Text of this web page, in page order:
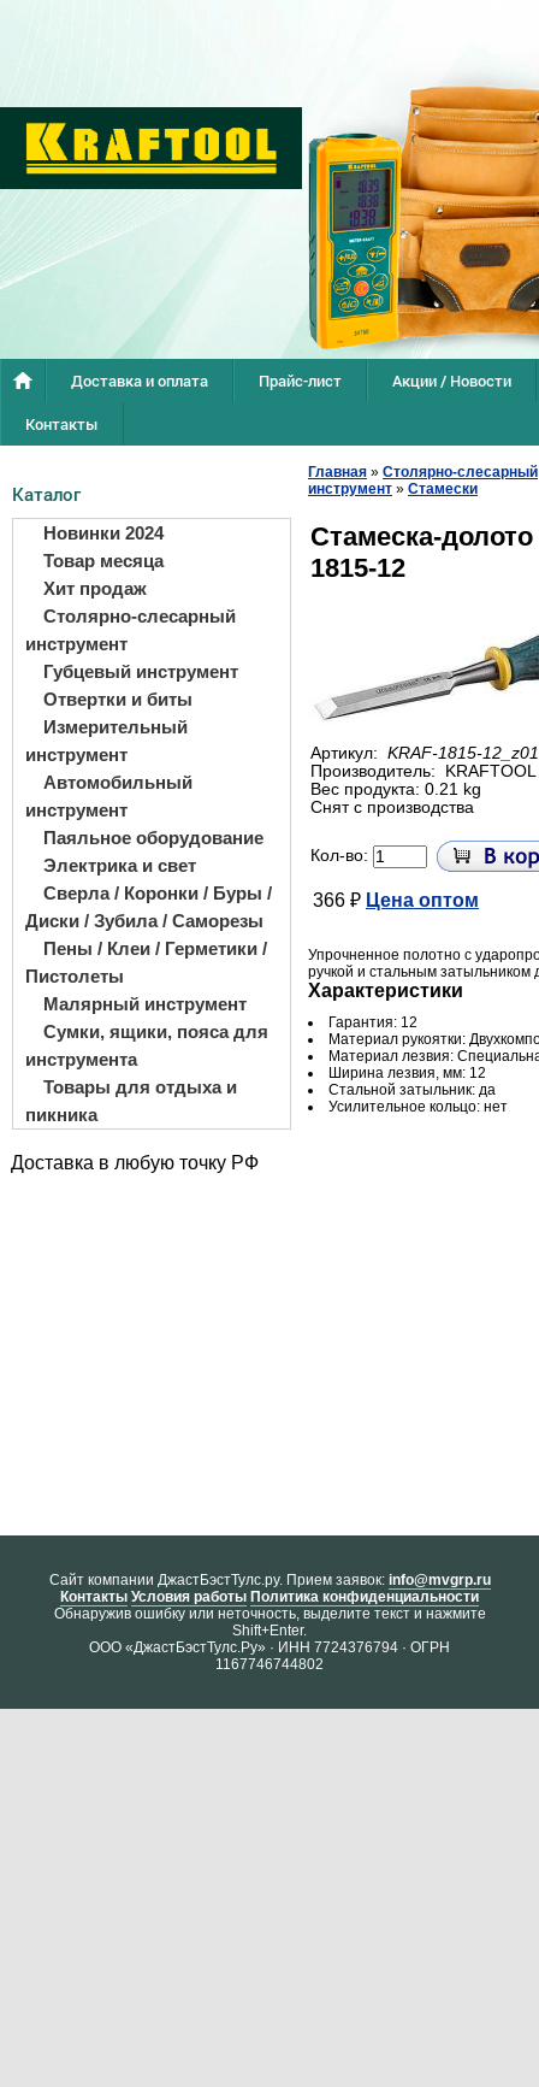
Доставка и оплата Прайс-лист
Акции / Новости
Контакты
Каталог
Новинки 2024
Товар месяца
Хит продаж
Столярно-слесарный
инструмент
Губцевый инструмент
Отвертки и биты
Измерительный
инструмент
Автомобильный
инструмент
Паяльное оборудование
Электрика и свет
Сверла / Коронки / Буры /
Диски / Зубила / Саморезы
Пены / Клеи / Герметики /
Пистолеты
Малярный инструмент
Сумки, ящики, пояса для
инструмента
Товары для отдыха и
пикника
Доставка в любую точку РФ
Главная » Столярно-слесарный
инструмент » Стамески
Стамеска-
1815-12
Артикул: KRAF-1815-12_z01
Производитель:
KRAFTOOL
Вес продукта: 0.21 kg
Снят с производства
Кол-во:
366 ₽ Цена оптом
Упрочненное полотно с
ручкой и стальным затыльником
Характеристики
Гарантия: 12
Материал рукоятки:
Материал лезвия:
Ширина лезвия, мм: 12
Стальной затыльник: да
Усилительное кольцо: нет
Cайт компании ДжастБэстТулс.ру. Прием заявок: info@mvgrp.ru
Контакты Условия работы Политика конфиденциальности
Обнаружив ошибку или неточность, выделите текст и нажмите
Shift+Enter.
ООО «ДжастБэстТулс.Ру» · ИНН 7724376794 · ОГРН
1167746744802